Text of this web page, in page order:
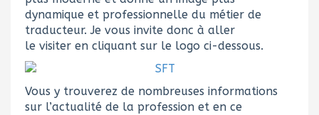
dynamique et professionnelle du métier de
traducteur. Je vous invite donc à aller
le visiter en cliquant sur le logo ci-dessous.
Vous y trouverez de nombreuses informations
sur l’actualité de la profession et en ce